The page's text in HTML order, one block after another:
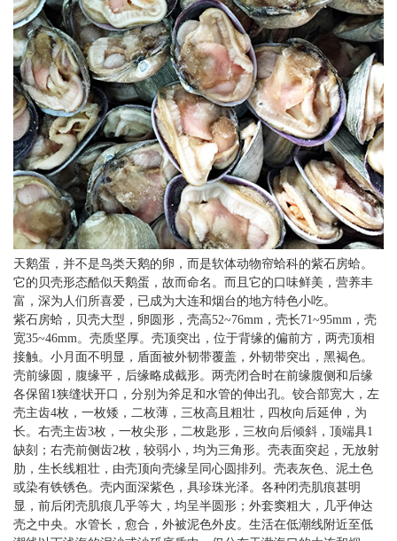
天鹅蛋，并不是鸟类天鹅的卵，而是软体动物帘蛤科的紫石房蛤。
它的贝壳形态酷似天鹅蛋，故而命名。而且它的口味鲜美，营养丰
富，深为人们所喜爱，已成为大连和烟台的地方特色小吃。
紫石房蛤，贝壳大型，卵圆形，壳高52~76mm，壳长71~95mm，壳
宽35~46mm。壳质坚厚。壳顶突出，位于背缘的偏前方，两壳顶相
接触。小月面不明显，盾面被外韧带覆盖，外韧带突出，黑褐色。
壳前缘圆，腹缘平，后缘略成截形。两壳闭合时在前缘腹侧和后缘
各保留1狭缝状开口，分别为斧足和水管的伸出孔。铰合部宽大，左
壳主齿4枚，一枚矮，二枚薄，三枚高且粗壮，四枚向后延伸，为
长。右壳主齿3枚，一枚尖形，二枚匙形，三枚向后倾斜，顶端具1
缺刻；右壳前侧齿2枚，较弱小，均为三角形。壳表面突起，无放射
肋，生长线粗壮，由壳顶向壳缘呈同心圆排列。壳表灰色、泥土色
或染有铁锈色。壳内面深紫色，具珍珠光泽。各种闭壳肌痕甚明
显，前后闭壳肌痕几乎等大，均呈半圆形；外套窦粗大，几乎伸达
壳之中央。水管长，愈合，外被泥色外皮。生活在低潮线附近至低